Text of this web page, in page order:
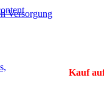
Kauf
Versorgung